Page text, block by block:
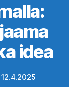
idea
12.4.2025